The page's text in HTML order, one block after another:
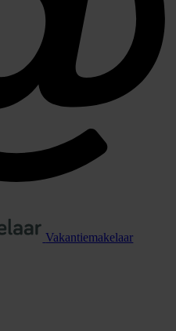
Vakantiemakelaar